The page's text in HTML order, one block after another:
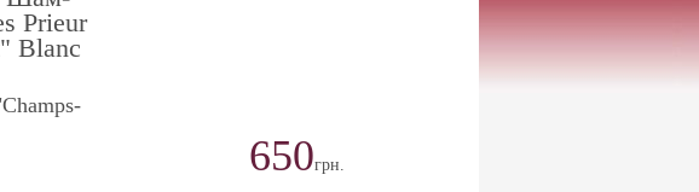
Prieur
Blanc
650грн.